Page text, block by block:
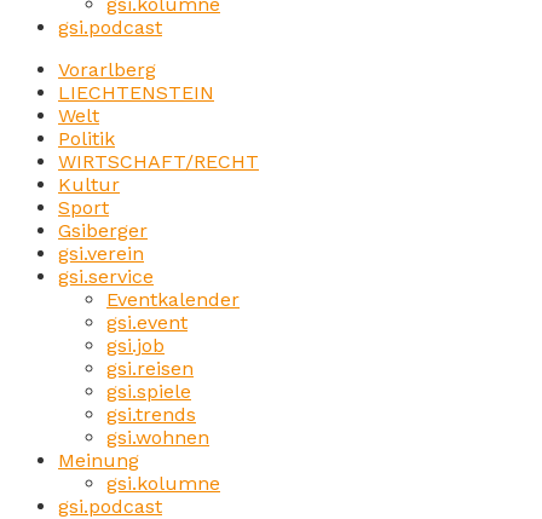
gsi.podcast
Vorarlberg
LIECHTENSTEIN
Welt
Politik
WIRTSCHAFT/RECHT
Kultur
Sport
Gsiberger
gsi.verein
gsi.service
Eventkalender
gsi.event
gsi.job
gsi.reisen
gsi.spiele
gsi.trends
gsi.wohnen
Meinung
gsi.kolumne
gsi.podcast